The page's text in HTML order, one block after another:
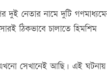
দুই নেতার নামে দুটি
ঠিকভাবে চালাতে হিমশিম
সেখানেই আছি। এই ঘটনায়